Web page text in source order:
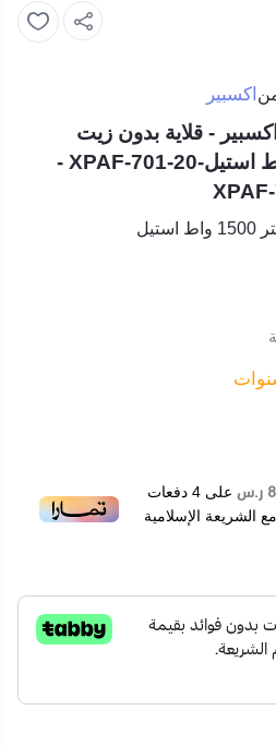
اكسبير
1500 واط اكسبير - قلاية بدون زيت
اكسبير3.5 لتر 1500 واط استيل-XPAF-701-20 -
على 4 دفعات
الشريعة الإسلامية